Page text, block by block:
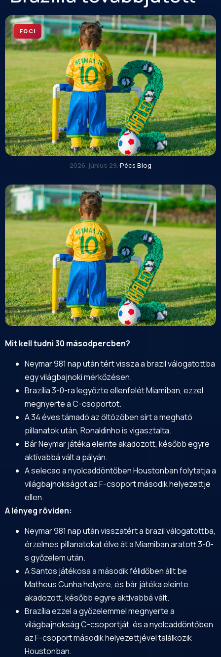
FOCI
2026. június 29.·Pécs Blog
Mit kell tudni 30 másodpercben?
Neymar 981 nap után tért vissza a brazil válogatottba
egy világbajnoki mérkőzésen.
Brazília 3-0-ra legyőzte ellenfelét Miamiban, ezzel
megnyerte a C-csoportot.
A 34 éves támadó az öltözőben sírt a megható
pillanatok után, Ronaldinho is vigasztalta.
Bár Neymar játéka eleinte akadozott, később egyre
aktívabbá vált a pályán.
A selecao a nyolcaddöntőben Houstonban folytatja a
világbajnokságot az F-csoport második helyezettje
ellen.
A lényeg röviden:
Neymar 981 nap után visszatért a brazil válogatottba,
érzelmes pillanatokat élve át a Miamiban aratott 3-0-
s győzelem után.
A Santos játékosa a második félidőben állt be
Matheus Cunha helyére, és bár játéka eleinte
akadozott, később egyre aktívabbá vált.
Brazília ezzel a győzelemmel megnyerte a
világbajnokság C-csoportját, és a nyolcaddöntőben
az F-csoport második helyezettjével találkozik
Houstonban.